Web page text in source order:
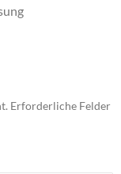
Erforderliche Felder